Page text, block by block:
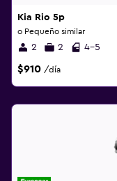
Kia Rio 5p
o Pequeño similar
2 2 4-5
$910 /día